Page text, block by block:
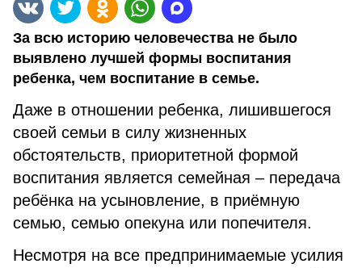
За всю историю человечества не было
выявлено лучшей формы воспитания
ребенка, чем воспитание в семье.
Даже в отношении ребенка, лишившегося
своей семьи в силу жизненных
обстоятельств, приоритетной формой
воспитания является семейная – передача
ребёнка на усыновление, в приёмную
семью, семью опекуна или попечителя.
Несмотря на все предпринимаемые усилия